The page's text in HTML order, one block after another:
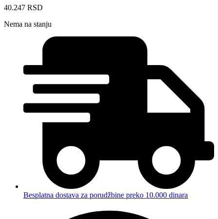
40.247 RSD
Nema na stanju
Besplatna dostava za porudžbine preko 10.000 dinara